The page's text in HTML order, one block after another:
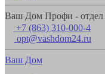
Ваш Дом Профи - отдел
+7 (863) 310-000-4
opt@vashdom24.ru
Ваш Дом